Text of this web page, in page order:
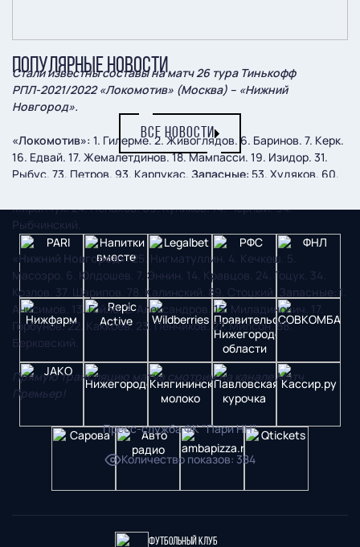
Стали известны составы на матч 26 тура Тинькофф
РПЛ-2021/2022 «Локомотив» (Москва) – «Нижний
Новгород».
«Локомотив»: 1. Гилерме. 2. Живоглядов. 6. Баринов. 7. Керк.
16. Едвай. 17. Жемалетдинов. 18. Мампасси. 19. Изидор. 31.
Рыбус. 73. Петров. 93. Карпукас. Запасные: 53. Худяков. 60.
Миранчук. 24. Ненахов. 69. Куликов. 74. Черный. 94.
Рыбчинский.
«Нижний Новгород»: 25. Нигматуллин. 4. Кечкеш. 5.
Масоэро. 6. Юлдошев. 7. Эннин. 14. Кравцов. 24. Гоцук. 34.
Козлов. 37. Шарипов. 78. Калинский. 89. Стоцкий. Запасные: 1.
Анисимов. 13. Гойло. 2. Александров. 15. Миладинович. 17.
Горбунов. 22. Каккоев. 23. Пенчиков. 27. Милсон. 88.
Берковский.
Прямую трансляцию матча смотрим на канале Матч
Премьер!
Пресс-служба ФК "Пари НН"
Количество показов: 384
ПОПУЛЯРНЫЕ НОВОСТИ
ВСЕ НОВОСТИ
Футбольный клуб